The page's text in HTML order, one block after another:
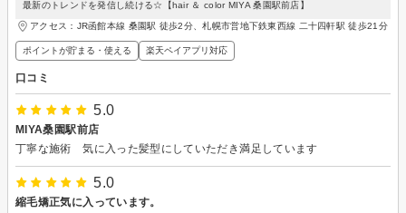
最新のトレンドを発信し続ける☆【hair ＆ color MIYA 桑園駅前店】
アクセス：JR函館本線 桑園駅 徒歩2分、札幌市営地下鉄東西線 二十四軒駅 徒歩21分
ポイントが貯まる・使える 楽天ペイアプリ対応
口コミ
5.0
MIYA桑園駅前店
丁寧な施術 気に入った髪型にしていただき満足しています
5.0
縮毛矯正気に入っています。